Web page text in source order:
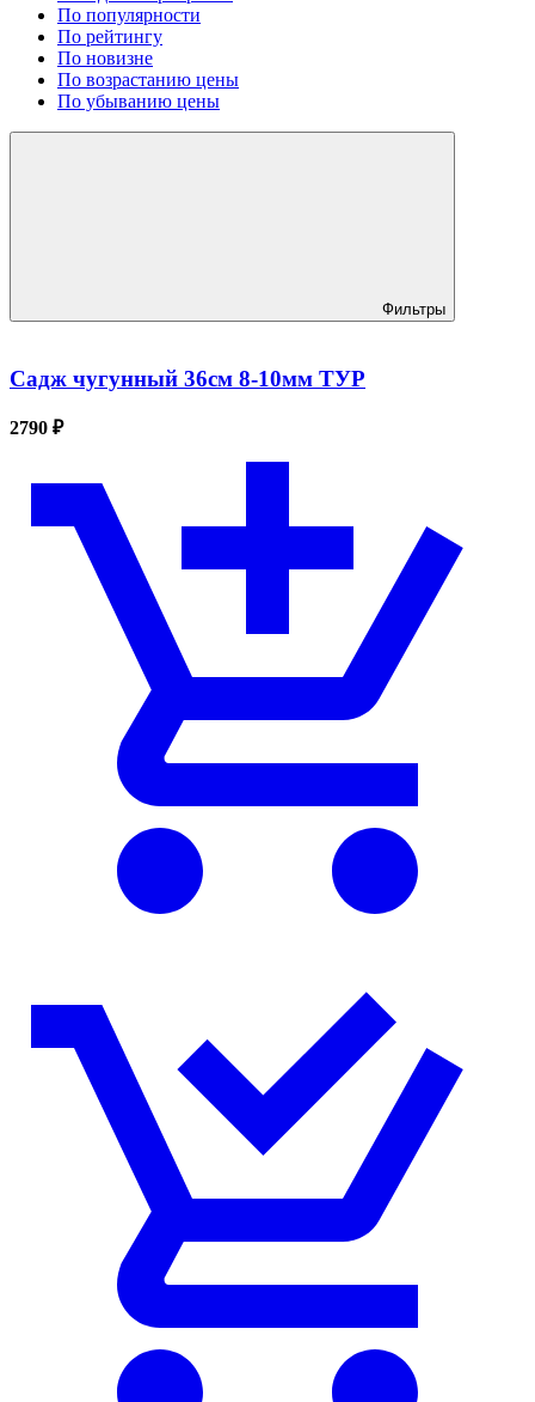
По популярности
По рейтингу
По новизне
По возрастанию цены
По убыванию цены
Фильтры
Садж чугунный 36см 8-10мм ТУР
2790 ₽